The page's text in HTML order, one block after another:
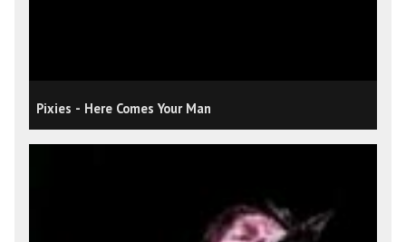
Pixies - Here Comes Your Man